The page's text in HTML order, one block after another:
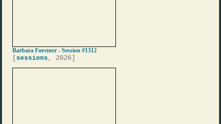
Barbara Forstner - Session #1312
sessions , 2026]